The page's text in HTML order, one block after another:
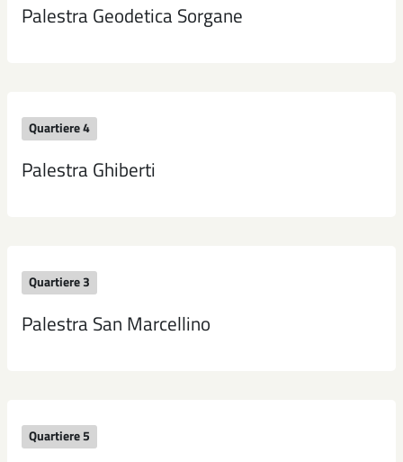
Palestra Geodetica Sorgane
Quartiere 4
Palestra Ghiberti
Quartiere 3
Palestra San Marcellino
Quartiere 5